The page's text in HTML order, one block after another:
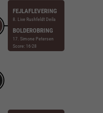
FEJLAFLEVERING
8. Live Rushfeldt Deila
BOLDEROBRING
17. Simone Petersen
Score: 16-28